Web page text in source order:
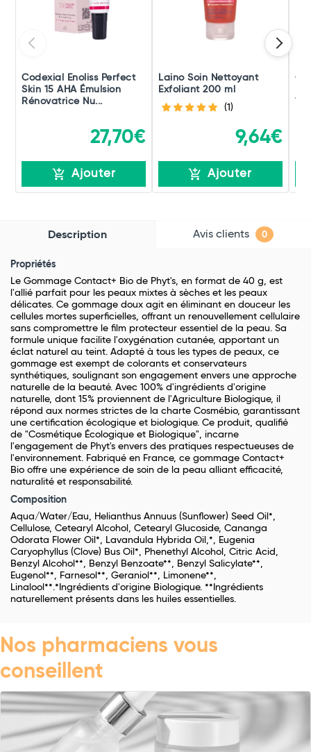
Codexial Enoliss Perfect
Skin 15 AHA Émulsion
Rénovatrice Nu...
27,70€
Ajouter
Laino Soin Nettoyant
Exfoliant 200 ml
(1)
9,64€
Ajouter
Description Avis clients 0
Propriétés
Le Gommage Contact+ Bio de Phyt's, en format de 40 g, est
l'allié parfait pour les peaux mixtes à sèches et les peaux
délicates. Ce gommage doux agit en éliminant en douceur les
cellules mortes superficielles, offrant un renouvellement cellulaire
sans compromettre le film protecteur essentiel de la peau. Sa
formule unique facilite l'oxygénation cutanée, apportant un
éclat naturel au teint. Adapté à tous les types de peaux, ce
gommage est exempt de colorants et conservateurs
synthétiques, soulignant son engagement envers une approche
naturelle de la beauté. Avec 100% d'ingrédients d'origine
naturelle, dont 15% proviennent de l'Agriculture Biologique, il
répond aux normes strictes de la charte Cosmébio, garantissant
une certification écologique et biologique. Ce produit, qualifié
de "Cosmétique Écologique et Biologique", incarne
l'engagement de Phyt's envers des pratiques respectueuses de
l'environnement. Fabriqué en France, ce gommage Contact+
Bio offre une expérience de soin de la peau alliant efficacité,
naturalité et responsabilité.
Composition
Aqua/Water/Eau, Helianthus Annuus (Sunflower) Seed Oil*,
Cellulose, Cetearyl Alcohol, Cetearyl Glucoside, Cananga
Odorata Flower Oil*, Lavandula Hybrida Oil,*, Eugenia
Caryophyllus (Clove) Bus Oil*, Phenethyl Alcohol, Citric Acid,
Benzyl Alcohol**, Benzyl Benzoate**, Benzyl Salicylate**,
Eugenol**, Farnesol**, Geraniol**, Limonene**,
Linalool**.*Ingrédients d'origine Biologique. **Ingrédients
naturellement présents dans les huiles essentielles.
Nos pharmaciens vous
conseillent